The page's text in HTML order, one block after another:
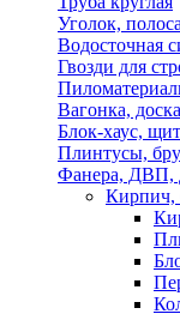
Уголок,
Водосточная
Гвозди для
Вагонка, доска
Блок-хаус,
Плинтусы,
Фанера, ДВП,
Кирпич,